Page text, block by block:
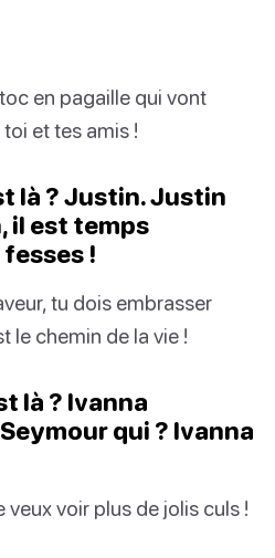
en pagaille qui vont
et tes amis !
là ? Justin. Justin
il est temps
fesses !
tu dois embrasser
le chemin de la vie !
là ? Ivanna
qui ? Ivanna
veux voir plus de jolis culs !